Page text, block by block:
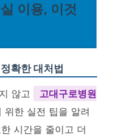
이용, 이것
확한 대처법
않고
고대구로병원
위한 실전 팁을 알려
시간을 줄이고 더